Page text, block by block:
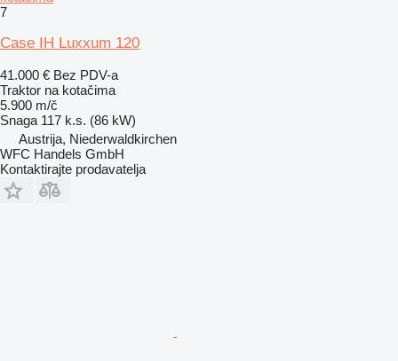
7
Case IH Luxxum 120
41.000 € Bez PDV-a
Traktor na kotačima
5.900 m/č
Snaga 117 k.s. (86 kW)
Austrija, Niederwaldkirchen
WFC Handels GmbH
Kontaktirajte prodavatelja